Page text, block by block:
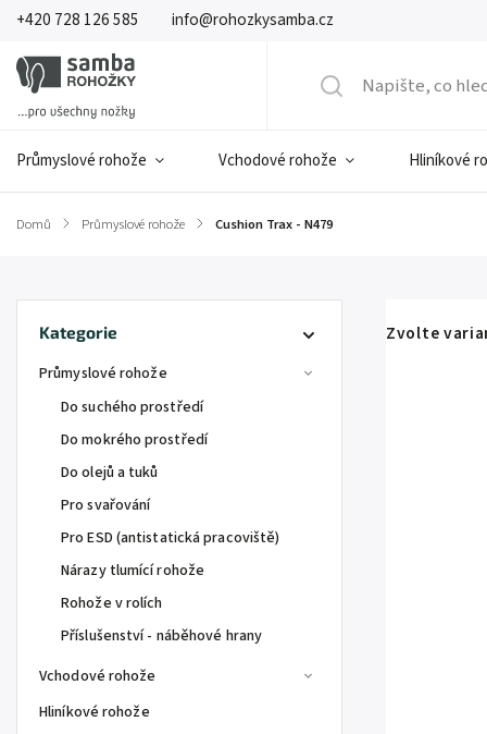
+420 728 126 585 info@rohozkysamba.cz
Průmyslové rohože Vchodové rohože Hliníkové
Domů / Průmyslové rohože / Cushion Trax - N479
Kategorie
Průmyslové rohože
Do suchého prostředí
Do mokrého prostředí
Do olejů a tuků
Pro svařování
Pro ESD (antistatická pracoviště)
Nárazy tlumící rohože
Rohože v rolích
Příslušenství - náběhové hrany
Vchodové rohože
Hliníkové rohože
Zvolte